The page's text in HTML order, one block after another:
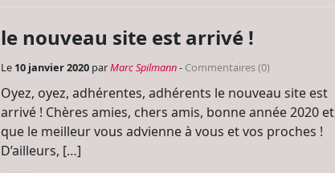
le nouveau site est arrivé !
Le 10 janvier 2020 parMarc Spilmann- Commentaires (0)
Oyez, oyez, adhérentes, adhérents le nouveau site est
arrivé ! Chères amies, chers amis, bonne année 2020 et
que le meilleur vous advienne à vous et vos proches !
D’ailleurs, […]